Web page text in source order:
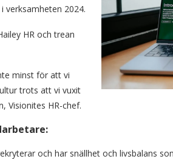
verksamheten 2024.
HR och trean
minst för att vi
trots att vi vuxit
Visionites HR-chef.
och har snällhet och livsbalans